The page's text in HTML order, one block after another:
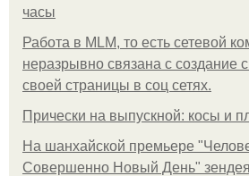
часы
Работа в MLM, то есть сетевой
неразрывно связана с создание
своей страницы в соц сетях.
Прически на выпускной: косы и
На шанхайской премьере
Совершенно Новый День"